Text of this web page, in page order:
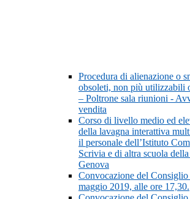
Procedura di alienazione o
obsoleti, non più utilizzabili
– Poltrone sala riunioni -
vendita
Corso di livello medio ed
della lavagna interattiva
il personale dell’Istituto
Scrivia e di altra scuola
Genova
Convocazione del
maggio 2019, alle ore 17,30.